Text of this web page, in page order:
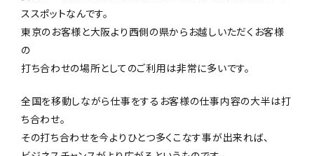
ススポットなんです。
東京のお客様と大阪より西側の県からお越しいただくお客様
の
打ち合わせの場所としてのご利用は非常に多いです。
全国を移動しながら仕事をするお客様の仕事内容の大半は打
ち合わせ。
その打ち合わせを今よりひとつ多くこなす事が出来れば、